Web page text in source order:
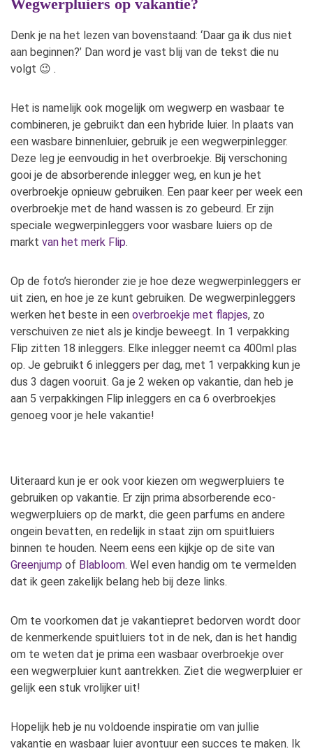
Wegwerpluiers op vakantie?
Denk je na het lezen van bovenstaand: ‘Daar ga ik dus niet
aan beginnen?’ Dan word je vast blij van de tekst die nu
volgt 😉 .
Het is namelijk ook mogelijk om wegwerp en wasbaar te
combineren, je gebruikt dan een hybride luier. In plaats van
een wasbare binnenluier, gebruik je een wegwerpinlegger.
Deze leg je eenvoudig in het overbroekje. Bij verschoning
gooi je de absorberende inlegger weg, en kun je het
overbroekje opnieuw gebruiken. Een paar keer per week een
overbroekje met de hand wassen is zo gebeurd. Er zijn
speciale wegwerpinleggers voor wasbare luiers op de
markt van het merk Flip.
Op de foto’s hieronder zie je hoe deze wegwerpinleggers er
uit zien, en hoe je ze kunt gebruiken. De wegwerpinleggers
werken het beste in een overbroekje met flapjes, zo
verschuiven ze niet als je kindje beweegt. In 1 verpakking
Flip zitten 18 inleggers. Elke inlegger neemt ca 400ml plas
op. Je gebruikt 6 inleggers per dag, met 1 verpakking kun je
dus 3 dagen vooruit. Ga je 2 weken op vakantie, dan heb je
aan 5 verpakkingen Flip inleggers en ca 6 overbroekjes
genoeg voor je hele vakantie!
Uiteraard kun je er ook voor kiezen om wegwerpluiers te
gebruiken op vakantie. Er zijn prima absorberende eco-
wegwerpluiers op de markt, die geen parfums en andere
ongein bevatten, en redelijk in staat zijn om spuitluiers
binnen te houden. Neem eens een kijkje op de site van
Greenjump of Blabloom. Wel even handig om te vermelden
dat ik geen zakelijk belang heb bij deze links.
Om te voorkomen dat je vakantiepret bedorven wordt door
de kenmerkende spuitluiers tot in de nek, dan is het handig
om te weten dat je prima een wasbaar overbroekje over
een wegwerpluier kunt aantrekken. Ziet die wegwerpluier er
gelijk een stuk vrolijker uit!
Hopelijk heb je nu voldoende inspiratie om van jullie
vakantie en wasbaar luier avontuur een succes te maken. Ik